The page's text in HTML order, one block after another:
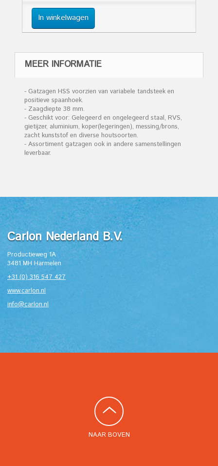
In winkelwagen
MEER INFORMATIE
- Gatzagen HSS voorzien van variabele tandsteek en
positieve spaanhoek.
- Zaagdiepte 38 mm.
- Geschikt voor: Gelegeerd en ongelegeerd staal, RVS,
gietijzer, aluminium, koper(legeringen), messing/brons,
zacht kunststof en diverse houtsoorten.
- Assortiment gatzagen ook in andere samenstellingen
leverbaar.
Carlon Nederland B.V.
Productieweg 1A
3481 MH Harmelen
+31 (0) 316 547 427
www.carlon.nl
info@carlon.nl
NAAR BOVEN